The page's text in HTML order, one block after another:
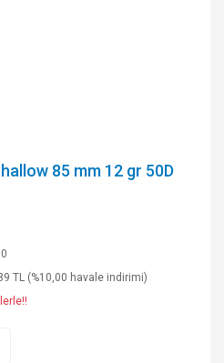
85 mm 12 gr 50D
TL (%10,00 havale indirimi)